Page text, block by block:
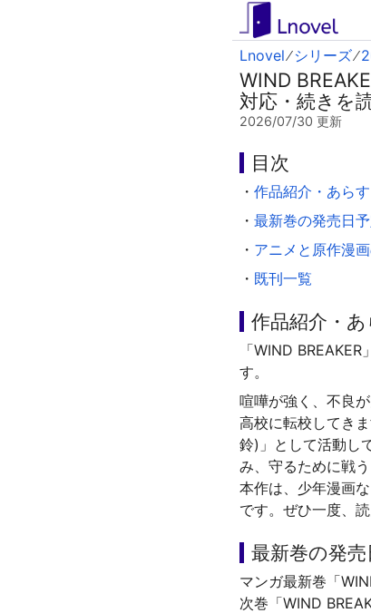
Lnovel シリーズ
WIND
対応・続きを
2026/07/30 更新
目次
・ 作品紹介・あら
・ 最新巻の発売日
・ アニメと原作漫
・ 既刊一覧
作品紹介・あ
「WIND
す。
喧嘩が強く、不良
高校に転校してき
鈴)」として活動し
み、守るために戦う
本作は、少年漫画
です。ぜひ一度、
最新巻の発売
マンガ最新巻「
次巻「WIND